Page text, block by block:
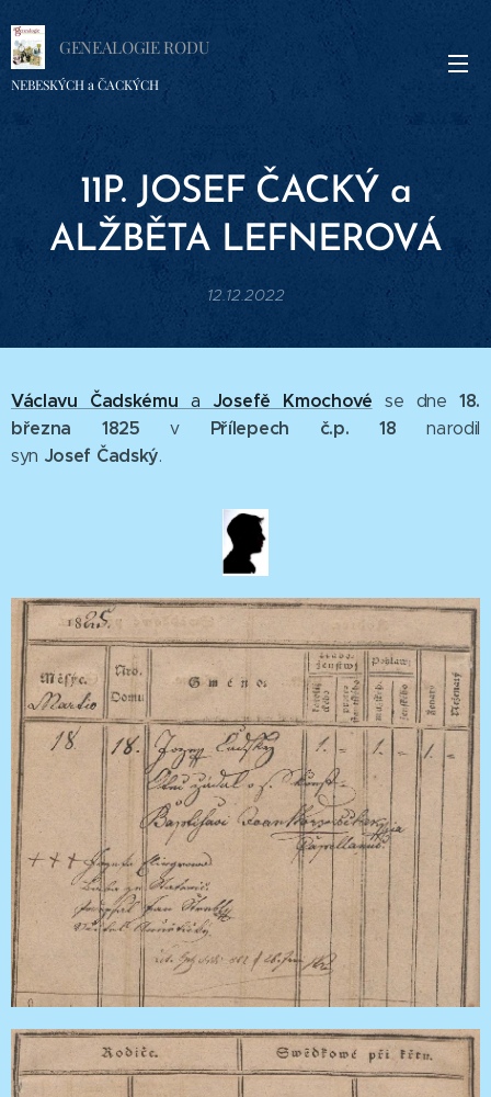
GENEALOGIE RODU
NEBESKÝCH a ČACKÝCH
11P. JOSEF ČACKÝ a
ALŽBĚTA LEFNEROVÁ
12.12.2022
Václavu Čadskému a Josefě Kmochové se dne 18.
března 1825 v Přílepech č.p. 18 narodil
syn Josef Čadský.